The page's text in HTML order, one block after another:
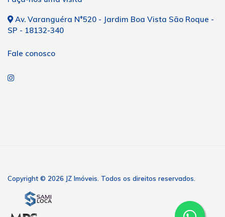
Av. Varanguéra N°520 - Jardim Boa Vista São Roque -
SP - 18132-340
Fale conosco
Copyright © 2026 JZ Imóveis. Todos os direitos reservados.